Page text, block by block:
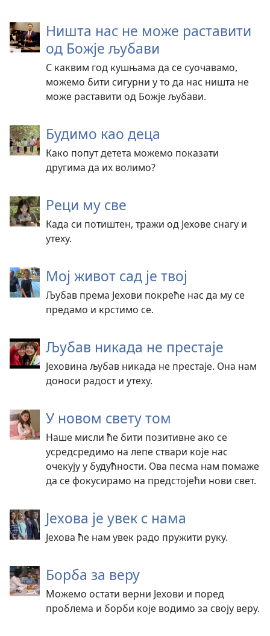
Ништа нас не може раставити
од Божје љубави
С каквим год кушњама да се суочавамо,
можемо бити сигурни у то да нас ништа не
може раставити од Божје љубави.
Будимо као деца
Како попут детета можемо показати
другима да их волимо?
Реци му све
Када си потиштен, тражи од Јехове снагу и
утеху.
Мој живот сад је твој
Љубав према Јехови покреће нас да му се
предамо и крстимо се.
Љубав никада не престаје
Јеховина љубав никада не престаје. Она нам
доноси радост и утеху.
У новом свету том
Наше мисли ће бити позитивне ако се
усредсредимо на лепе ствари које нас
очекују у будућности. Ова песма нам помаже
да се фокусирамо на предстојећи нови свет.
Јехова је увек с нама
Јехова ће нам увек радо пружити руку.
Борба за веру
Можемо остати верни Јехови и поред
проблема и борби које водимо за своју веру.